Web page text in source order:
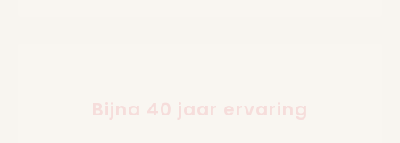
Bijna 40 jaar ervaring